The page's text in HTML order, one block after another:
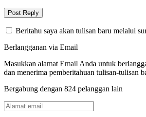
Beritahu saya akan tulisan baru melalui
Berlangganan via Email
Masukkan alamat Email Anda untuk
dan menerima pemberitahuan tulisan-tulisan
Bergabung dengan 824 pelanggan lain
Alamat
email